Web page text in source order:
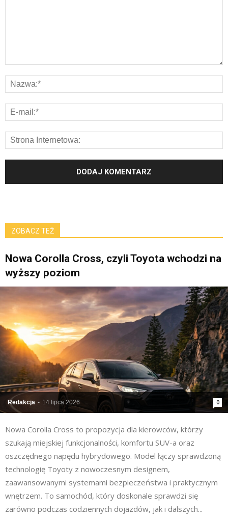
ZOBACZ TEŻ
Nowa Corolla Cross, czyli Toyota wchodzi na
wyższy poziom
Redakcja - 14 lipca 2026 0
Nowa Corolla Cross to propozycja dla kierowców, którzy
szukają miejskiej funkcjonalności, komfortu SUV-a oraz
oszczędnego napędu hybrydowego. Model łączy sprawdzoną
technologię Toyoty z nowoczesnym designem,
zaawansowanymi systemami bezpieczeństwa i praktycznym
wnętrzem. To samochód, który doskonale sprawdzi się
zarówno podczas codziennych dojazdów, jak i dalszych...